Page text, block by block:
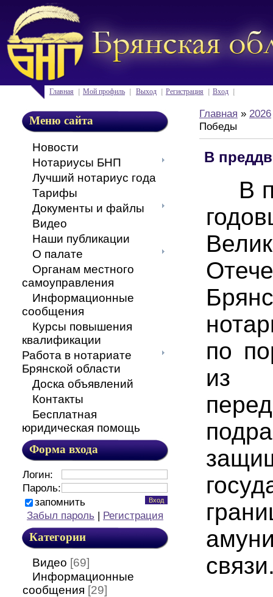
Главная Мой профиль Выход Регистрация Вход
Меню сайта
Новости
Нотариусы БНП
Лучший нотариус года
Тарифы
Документы и файлы
Видео
Наши публикации
О палате
Органам местного
самоуправления
Информационные
сообщения
Курсы повышения
квалификации
Работа в нотариате
Брянской области
Доска объявлений
Контакты
Бесплатная
юридическая помощь
Форма входа
Логин:
Пароль:
запомнить
Забыл пароль | Регистрация
Категории
Видео [69]
Информационные
сообщения [29]
Главная » 2026
Победы
В
В
по
из